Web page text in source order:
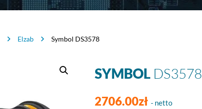
Elzab Symbol DS3578
SYMBOL DS3578
2706.00zł - netto